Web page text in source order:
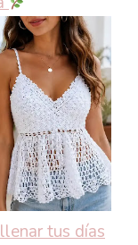
tus días